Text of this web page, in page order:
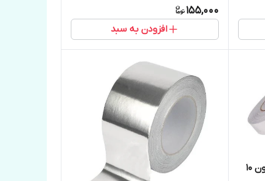
155,000
افزودن به سبد
نوار درزگیر الومینیومی ۱۷۰ میکرون 10